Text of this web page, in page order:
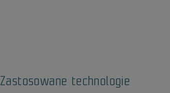
Zastosowane technologie